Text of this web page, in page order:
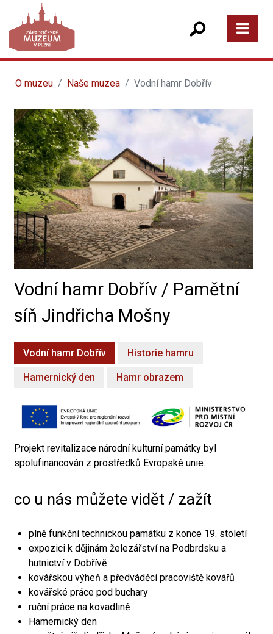
O muzeu Naše muzea Vodní hamr Dobřív
Vodní hamr Dobřív / Pamětní
síň Jindřicha Mošny
Vodní hamr Dobřív Historie hamru
Hamernický den Hamr obrazem
Projekt revitalizace národní kulturní památky byl
spolufinancován z prostředků Evropské unie.
co u nás můžete vidět / zažít
plně funkční technickou památku z konce 19. století
expozici k dějinám železářství na Podbrdsku a
hutnictví v Dobřívě
kovářskou výheň a předváděcí pracoviště kovářů
kovářské práce pod buchary
ruční práce na kovadlině
Hamernický den